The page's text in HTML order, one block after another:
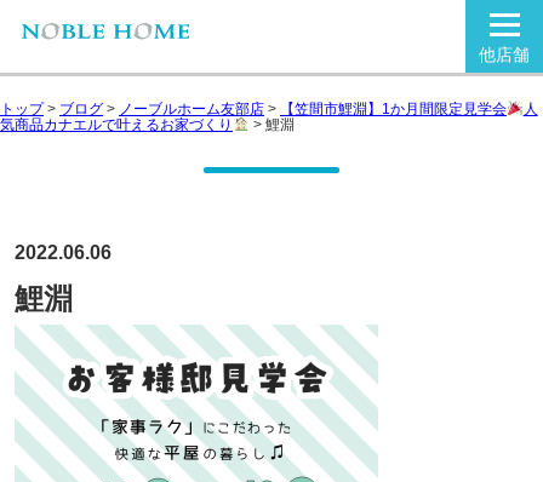
他店舗
トップ> ブログ > ノーブルホーム友部店 > 【笠間市鯉淵】1か月間限定見学会
人
気商品カナエルで叶えるお家づくり
> 鯉淵
2022.06.06
鯉淵